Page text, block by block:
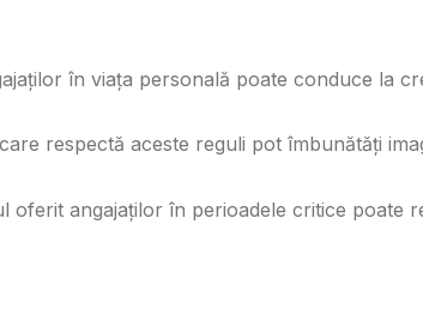
în viața personală poate conduce la
respectă aceste reguli pot îmbunătăți
oferit angajaților în perioadele critice poate